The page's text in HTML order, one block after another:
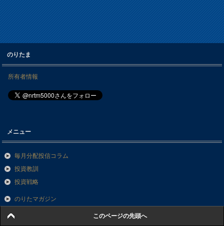
のりたま
所有者情報
メニュー
毎月分配投信コラム
投資教訓
投資戦略
のりたマガジン
このページの先頭へ